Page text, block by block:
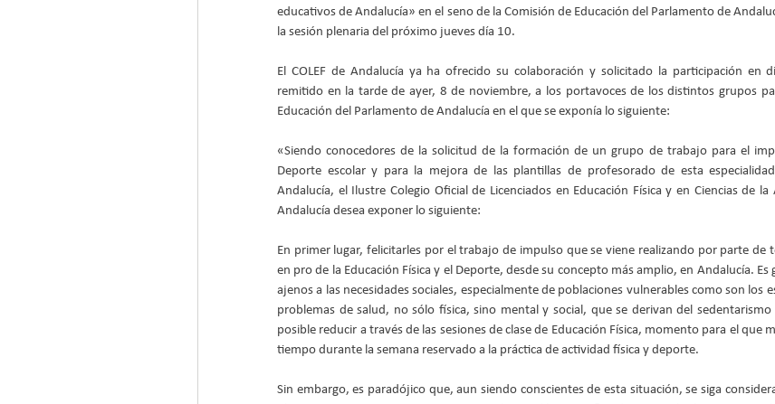
educativos de Andalucía» en el seno de la Comisión de Educación del Parlamento de
la sesión plenaria del próximo jueves día 10.
El COLEF de Andalucía ya ha ofrecido su colaboración y solicitado la participación en
remitido en la tarde de ayer, 8 de noviembre, a los portavoces de los distintos grupos
Educación del Parlamento de Andalucía en el que se exponía lo siguiente:
«Siendo conocedores de la solicitud de la formación de un grupo de trabajo para el
Deporte escolar y para la mejora de las plantillas de profesorado de esta
Andalucía, el Ilustre Colegio Oficial de Licenciados en Educación Física y en Ciencias de
Andalucía desea exponer lo siguiente:
En primer lugar, felicitarles por el trabajo de impulso que se viene realizando por parte de
en pro de la Educación Física y el Deporte, desde su concepto más amplio, en Andalucía.
ajenos a las necesidades sociales, especialmente de poblaciones vulnerables como son los
problemas de salud, no sólo física, sino mental y social, que se derivan del
posible reducir a través de las sesiones de clase de Educación Física, momento para el que
tiempo durante la semana reservado a la práctica de actividad física y deporte.
Sin embargo, es paradójico que, aun siendo conscientes de esta situación, se siga